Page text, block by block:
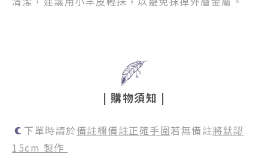
| 購物須知 |
下單時請於備註欄備註正確手圍若無備註將默認
15cm 製作